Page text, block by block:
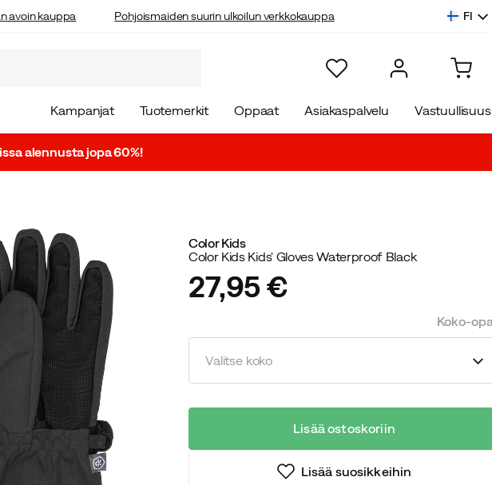
avoin kauppa Pohjoismaiden suurin ulkoilun verkkokauppa FI
Kampanjat Tuotemerkit Oppaat Asiakaspalvelu Vastuullisuus
alennusta jopa 60%!
Color Kids
Color Kids Kids' Gloves Waterproof Black
price
27,95 €
Koko-
Valitse koko
Lisää ostoskoriin
Lisää suosikkeihin